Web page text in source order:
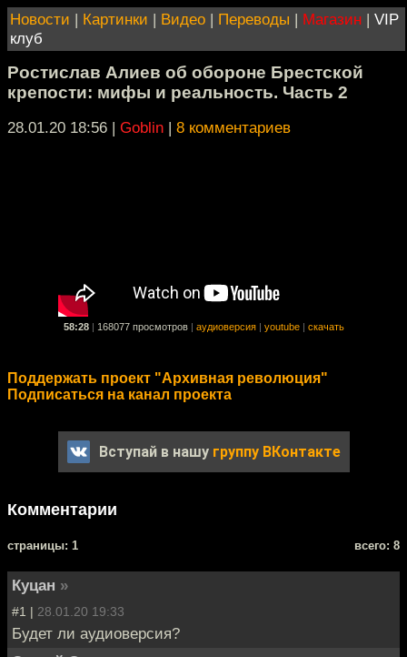
Новости | Картинки | Видео | Переводы | Магазин | VIP
клуб
Ростислав Алиев об обороне Брестской
крепости: мифы и реальность. Часть 2
28.01.20 18:56 | Goblin | 8 комментариев
58:28 168077 просмотров аудиоверсия youtube скачать
Поддержать проект "Архивная революция"
Подписаться на канал проекта
Вступай в нашу группу ВКонтакте
Комментарии
cтраницы: 1 всего: 8
Куцан »
#1 | 28.01.20 19:33
Будет ли аудиоверсия?